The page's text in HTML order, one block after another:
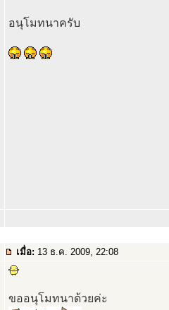
อนุโมทนาครับ
เมื่อ: 13 ธ.ค. 2009, 22:08
ขออนุโมทนาด้วยค่ะ